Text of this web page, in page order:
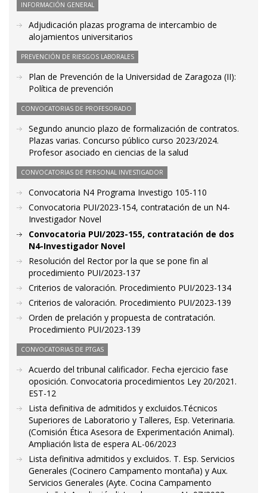
INFORMACIÓN GENERAL
Adjudicación plazas programa de intercambio de
alojamientos universitarios
PREVENCIÓN DE RIESGOS LABORALES
Plan de Prevención de la Universidad de Zaragoza (II):
Política de prevención
CONVOCATORIAS DE PROFESORADO
Segundo anuncio plazo de formalización de contratos.
Plazas varias. Concurso público curso 2023/2024.
Profesor asociado en ciencias de la salud
CONVOCATORIAS DE PERSONAL INVESTIGADOR
Convocatoria N4 Programa Investigo 105-110
Convocatoria PUI/2023-154, contratación de un N4-
Investigador Novel
Convocatoria PUI/2023-155, contratación de dos
N4-Investigador Novel
Resolución del Rector por la que se pone fin al
procedimiento PUI/2023-137
Criterios de valoración. Procedimiento PUI/2023-134
Criterios de valoración. Procedimiento PUI/2023-139
Orden de prelación y propuesta de contratación.
Procedimiento PUI/2023-139
CONVOCATORIAS DE PTGAS
Acuerdo del tribunal calificador. Fecha ejercicio fase
oposición. Convocatoria procedimientos Ley 20/2021.
EST-12
Lista definitiva de admitidos y excluidos.Técnicos
Superiores de Laboratorio y Talleres, Esp. Veterinaria.
(Comisión Ética Asesora de Experimentación Animal).
Ampliación lista de espera AL-06/2023
Lista definitiva admitidos y excluidos. T. Esp. Servicios
Generales (Cocinero Campamento montaña) y Aux.
Servicios Generales (Ayte. Cocina Campamento